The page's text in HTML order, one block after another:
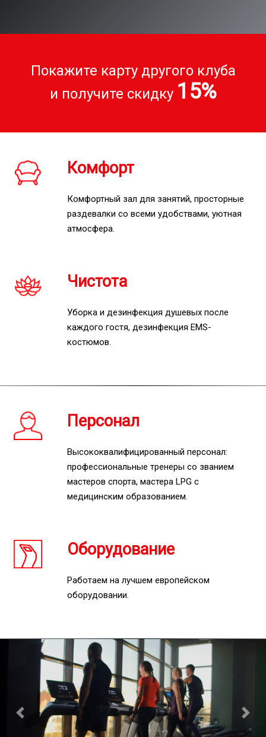
Покажите карту другого клуба
и получите скидку 15%
Комфорт
Комфортный зал для занятий, просторные
раздевалки со всеми удобствами, уютная
атмосфера.
Чистота
Уборка и дезинфекция душевых после
каждого гостя, дезинфекция EMS-
костюмов.
Персонал
Высококвалифицированный персонал:
профессиональные тренеры со званием
мастеров спорта, мастера LPG с
медицинским образованием.
Оборудование
Работаем на лучшем европейском
оборудовании.